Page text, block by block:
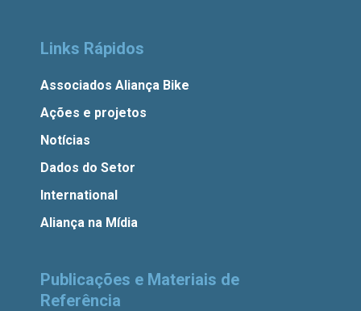
Links Rápidos
Associados Aliança Bike
Ações e projetos
Notícias
Dados do Setor
International
Aliança na Mídia
Publicações e Materiais de
Referência